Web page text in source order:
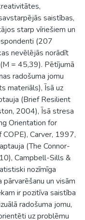
saistības,
starp vīriešiem un
(207
nevēlējās norādīt
= 45,39). Pētījumā
radošuma jomu
materiāls), Īsā uz
(Brief Resilient
2004), Īsā stresa
Orientation for
Carver, 1997,
(The Connor-
Campbell-Sills &
nozīmīga
un visām
ir pozitīva saistība
radošuma jomu,
uz problēmu